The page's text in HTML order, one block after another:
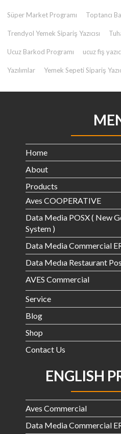
Süper Market Programı Toptancı
Trendyol Yemek Sipariş Yazıcısı
Ucuz Barkod Programı ucuz fiş
Yazılımlar Yemek Sepeti Sipariş
Home
About
Products
Aves COOPERATIVE
Data Media POSX ( New
System )
Data Media Commercial
Data Medıa Restaurant
AVES Commercial
Service
Blog
Shop
Contact Us
ENGLISH
Aves Commercial
Data Media Commercial